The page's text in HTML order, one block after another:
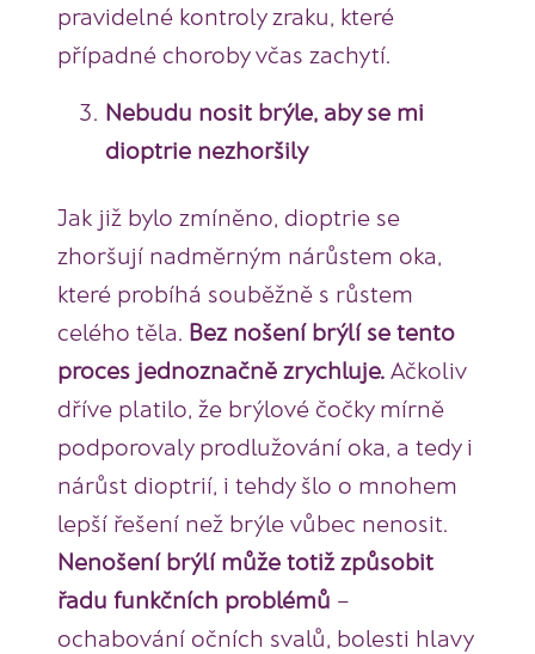
pravidelné kontroly zraku, které
případné choroby včas zachytí.
Nebudu nosit brýle, aby se mi
dioptrie nezhoršily
Jak již bylo zmíněno, dioptrie se
zhoršují nadměrným nárůstem oka,
které probíhá souběžně s růstem
celého těla. Bez nošení brýlí se tento
proces jednoznačně zrychluje. Ačkoliv
dříve platilo, že brýlové čočky mírně
podporovaly prodlužování oka, a tedy i
nárůst dioptrií, i tehdy šlo o mnohem
lepší řešení než brýle vůbec nenosit.
Nenošení brýlí může totiž způsobit
řadu funkčních problémů –
ochabování očních svalů, bolesti hlavy